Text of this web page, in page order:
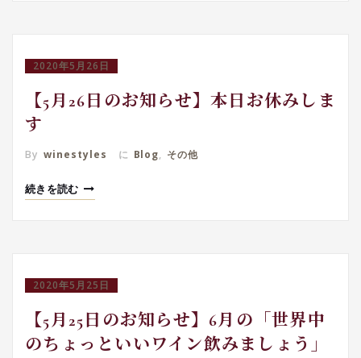
2020年5月26日
【5月26日のお知らせ】本日お休みしま
す
By winestyles に Blog, その他
続きを読む
2020年5月25日
【5月25日のお知らせ】6月の「世界中
のちょっといいワイン飲みましょう」